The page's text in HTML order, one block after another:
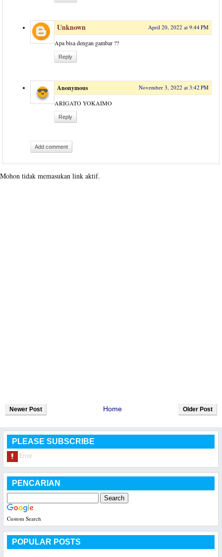
Unknown April 20, 2022 at 9:44 PM
Apa bisa dengan gambar ??
Reply
Anonymous November 3, 2022 at 3:42 PM
ARIGATO YOKAIMO
Reply
Add comment
Mohon tidak memasukan link aktif.
Newer Post Older Post
Home
PLEASE SUBSCRIBE
PENCARIAN
Custom Search
POPULAR POSTS